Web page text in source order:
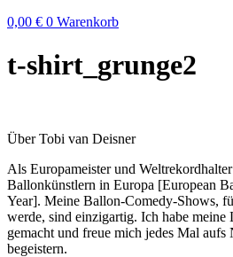
0,00 € 0 Warenkorb
t-shirt_grunge2
Über Tobi van Deisner
Als Europameister und
Ballonkünstlern in Europa [European
Year]. Meine Ballon-Comedy-Shows,
werde, sind einzigartig. Ich habe meine
gemacht und freue mich jedes Mal
begeistern.